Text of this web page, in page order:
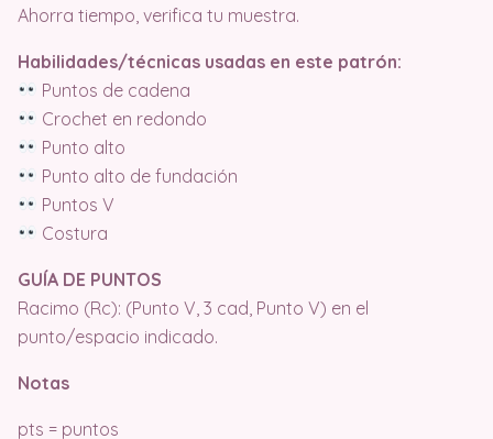
Ahorra tiempo, verifica tu muestra.
Habilidades/técnicas usadas en este patrón:
Puntos de cadena
Crochet en redondo
Punto alto
Punto alto de fundación
Puntos V
Costura
GUÍA DE PUNTOS
Racimo (Rc): (Punto V, 3 cad, Punto V) en el
punto/espacio indicado.
Notas
pts = puntos